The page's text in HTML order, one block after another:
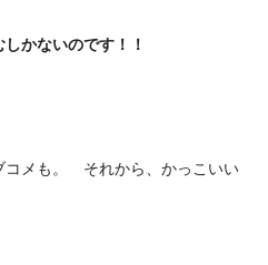
かないのです！！
コメも。 それから、かっこいい